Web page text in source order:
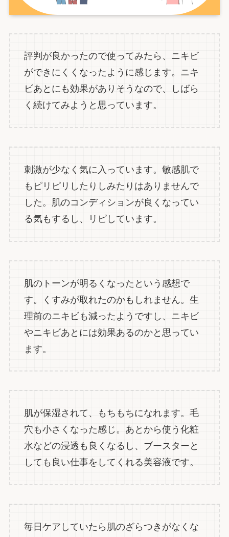
評判が良かったので使ってみたら、ニキビ
ができにくくなったように感じます。ニキ
ビあとにも効果がありそうなので、しばら
く続けてみようと思っています。
刺激が少なく気に入っています。敏感肌で
もピリピリしたりしみたりはありませんで
した。肌のコンディションが良くなってい
る気もするし、リピしています。
肌のトーンが明るくなったという感想で
す。くすみが取れたのかもしれません。生
理前のニキビも減ったようですし、ニキビ
やニキビあとには効果あるのかと思ってい
ます。
肌が保湿されて、もちもちになれます。毛
穴も小さくなった感じ。あとから使う化粧
水などの浸透も良くなるし、ブースターと
しても良い仕事をしてくれる美容液です。
毎日ケアしていたら肌のざらつきがなくな